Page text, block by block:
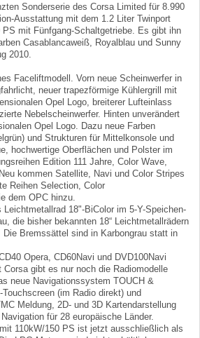
Sonderserie des Corsa Limited für 8.990
Ausstattung mit dem 1.2 Liter Twinport
mit Fünfgang-Schaltgetriebe. Es gibt ihn
Casablancaweiß, Royalblau und Sunny
2010.
Faceliftmodell. Vorn neue Scheinwerfer in
neuer trapezförmige Kühlergrill mit
Opel Logo, breiterer Lufteinlass
Nebelscheinwerfer. Hinten unverändert
Opel Logo. Dazu neue Farben
und Strukturen für Mittelkonsole und
hochwertige Oberflächen und Polster im
Edition 111 Jahre, Color Wave,
kommen Satellite, Navi und Color Stripes
Reihen Selection, Color
dem OPC hinzu.
Leichtmetallrad 18"-BiColor im 5-Y-Speichen-
die bisher bekannten 18“ Leichtmetallrädern
Bremssättel sind in Karbongrau statt in
Opera, CD60Navi und DVD100Navi
gibt es nur noch die Radiomodelle
neue Navigationssystem TOUCH &
(im Radio direkt) und
Meldung, 2D- und 3D Kartendarstellung
für 28 europäische Länder.
110kW/150 PS ist jetzt ausschließlich als